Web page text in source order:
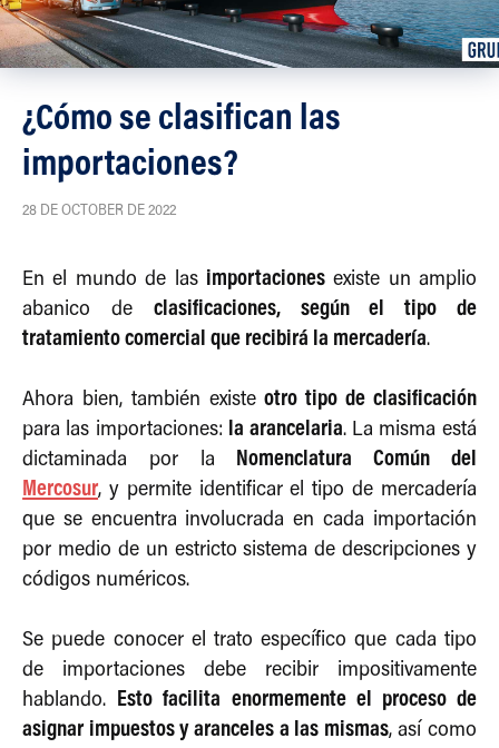
¿Cómo se clasifican las
importaciones?
28 DE OCTOBER DE 2022
En el mundo de las importacionesexiste un amplio
abanico de clasificaciones, según el tipo de
tratamiento comercial que recibirá la mercadería.
Ahora bien, también existeotro tipo de clasificación
para las importaciones: la arancelaria. La misma está
dictaminada por la
Nomenclatura Común del
Mercosur, y permite identificar el tipo de mercadería
que se encuentra involucrada en cada importación
por medio de un estricto sistema de descripciones y
códigos numéricos.
Se puede conocer el trato específico que cada tipo
de importaciones debe recibir impositivamente
hablando.
Esto facilita enormemente el proceso de
asignar impuestos y aranceles a las mismas, así como